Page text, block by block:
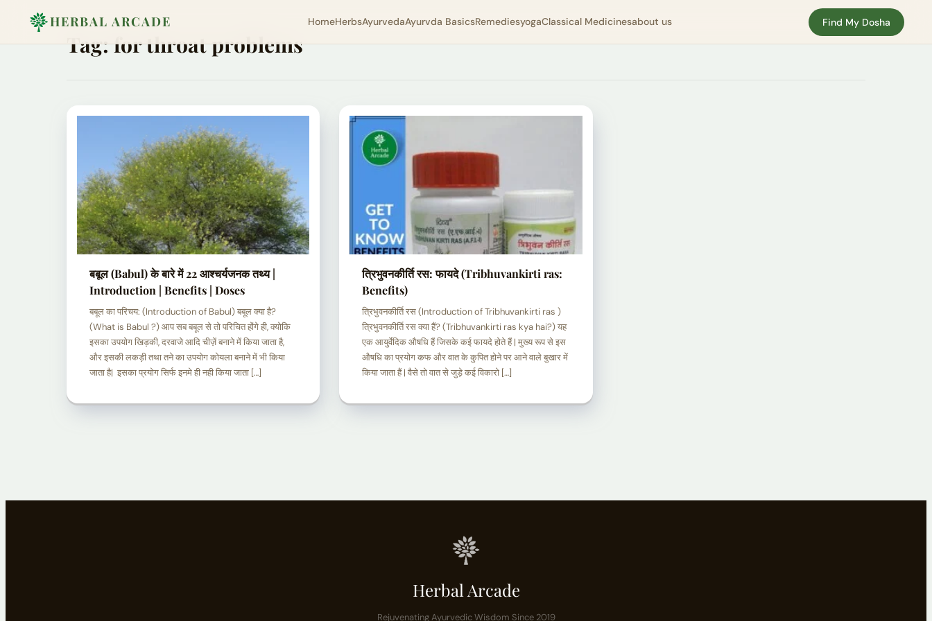
HERBAL ARCADE HomeHerbsAyurvedaAyurvda BasicsRemediesyogaClassical Medicinesabout us Find My Dosha
Tag:for throat problems
बबूल (Babul) के बारे में 22 आश्चर्यजनक तथ्य |
Introduction | Benefits | Doses
बबूल का परिचय: (Introduction of Babul) बबूल क्या है?
(What is Babul ?) आप सब बबूल से तो परिचित होंगे ही, क्योकि
इसका उपयोग खिड़की, दरवाजे आदि चीज़ें बनाने में किया जाता है,
और इसकी लकड़ी तथा तने का उपयोग कोयला बनाने में भी किया
जाता है| इसका प्रयोग सिर्फ इनमे ही नही किया जाता […]
त्रिभुवनकीर्ति रस: फायदे (Tribhuvankirti ras:
Benefits)
त्रिभुवनकीर्ति रस (Introduction of Tribhuvankirti ras )
त्रिभुवनकीर्ति रस क्या हैं? (Tribhuvankirti ras kya hai?) यह
एक आयुर्वेदिक औषधि हैं जिसके कई फायदे होते हैं | मुख्य रूप से इस
औषधि का प्रयोग कफ और वात के कुपित होने पर आने वाले बुखार में
किया जाता हैं | वैसे तो वात से जुड़े कई विकारो […]
Herbal Arcade
Rejuvenating Ayurvedic Wisdom Since 2019